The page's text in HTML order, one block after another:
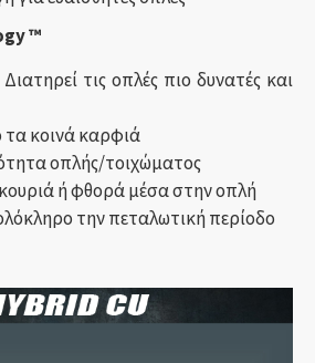
™
τις οπλές πιο δυνατές και
κοινά καρφιά
οπλής/τοιχώματος
ή φθορά μέσα στην οπλή
την πεταλωτική περίοδο